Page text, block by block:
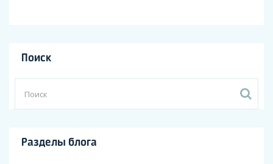
Поиск
Разделы блога